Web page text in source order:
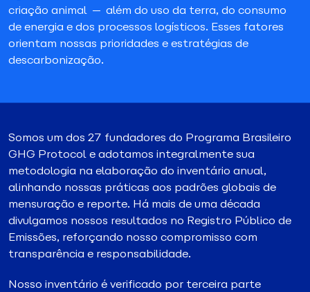
criação animal — além do uso da terra, do consumo
de energia e dos processos logísticos. Esses fatores
orientam nossas prioridades e estratégias de
descarbonização.
Somos um dos 27 fundadores do Programa Brasileiro
GHG Protocol e adotamos integralmente sua
metodologia na elaboração do inventário anual,
alinhando nossas práticas aos padrões globais de
mensuração e reporte. Há mais de uma década
divulgamos nossos resultados no Registro Público de
Emissões, reforçando nosso compromisso com
transparência e responsabilidade.
Nosso inventário é verificado por terceira parte